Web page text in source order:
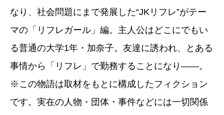
なり、社会問題にまで発展した“JKリフレ”がテー
マの「リフレガール」編。主人公はどこにでもい
る普通の大学1年・加奈子。友達に誘われ、とある
事情から「リフレ」で勤務することになり――。
※この物語は取材をもとに構成したフィクション
です。実在の人物・団体・事件などには一切関係